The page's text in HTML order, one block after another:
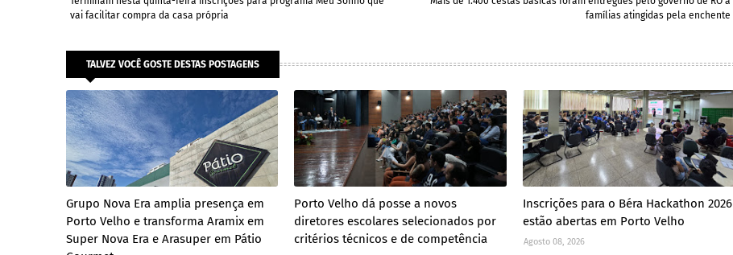
famílias atingidas pela enchente
vai facilitar compra da casa própria
TALVEZ VOCÊ GOSTE DESTAS POSTAGENS
Grupo Nova Era amplia presença em
Porto Velho e transforma Aramix em
Super Nova Era e Arasuper em Pátio
Porto Velho dá posse a novos
diretores escolares selecionados por
critérios técnicos e de competência
Inscrições para o Béra Hackathon 2026
estão abertas em Porto Velho
Agosto 08, 2026